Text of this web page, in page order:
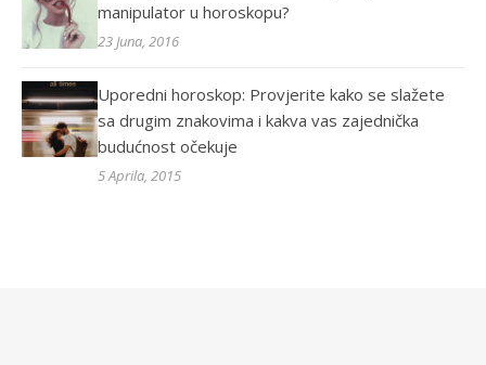
manipulator u horoskopu?
23 Juna, 2016
Uporedni horoskop: Provjerite kako se slažete
sa drugim znakovima i kakva vas zajednička
budućnost očekuje
5 Aprila, 2015